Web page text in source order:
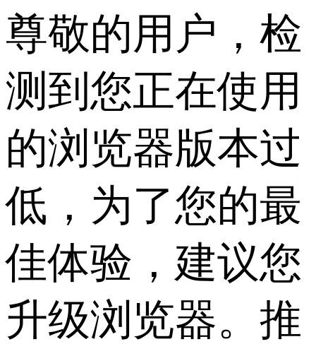
尊敬的用户，检
测到您正在使用
的浏览器版本过
低，为了您的最
佳体验，建议您
升级浏览器。推